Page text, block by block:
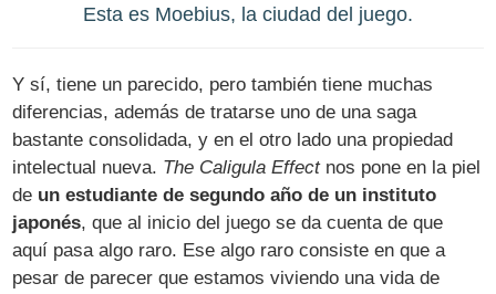
Esta es Moebius, la ciudad del juego.
Y sí, tiene un parecido, pero también tiene muchas
diferencias, además de tratarse uno de una saga
bastante consolidada, y en el otro lado una propiedad
intelectual nueva. The Caligula Effectnos pone en la piel
de un estudiante de segundo año de un instituto
japonés, que al inicio del juego se da cuenta de que
aquí pasa algo raro. Ese algo raro consiste en que a
pesar de parecer que estamos viviendo una vida de